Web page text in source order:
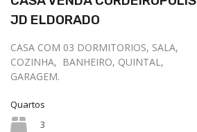
JD ELDORADO
CASA COM 03 DORMITORIOS, SALA,
COZINHA, BANHEIRO, QUINTAL,
GARAGEM.
Quartos
3